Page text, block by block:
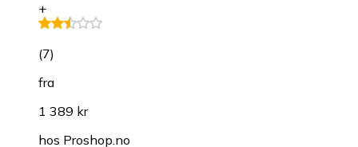
+
(7)
fra
1 389 kr
hos Proshop.no